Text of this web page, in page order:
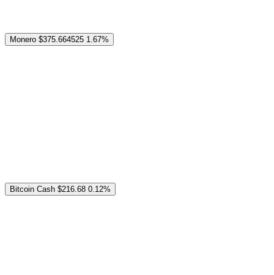
Monero $375.664525 1.67%
Bitcoin Cash $216.68 0.12%